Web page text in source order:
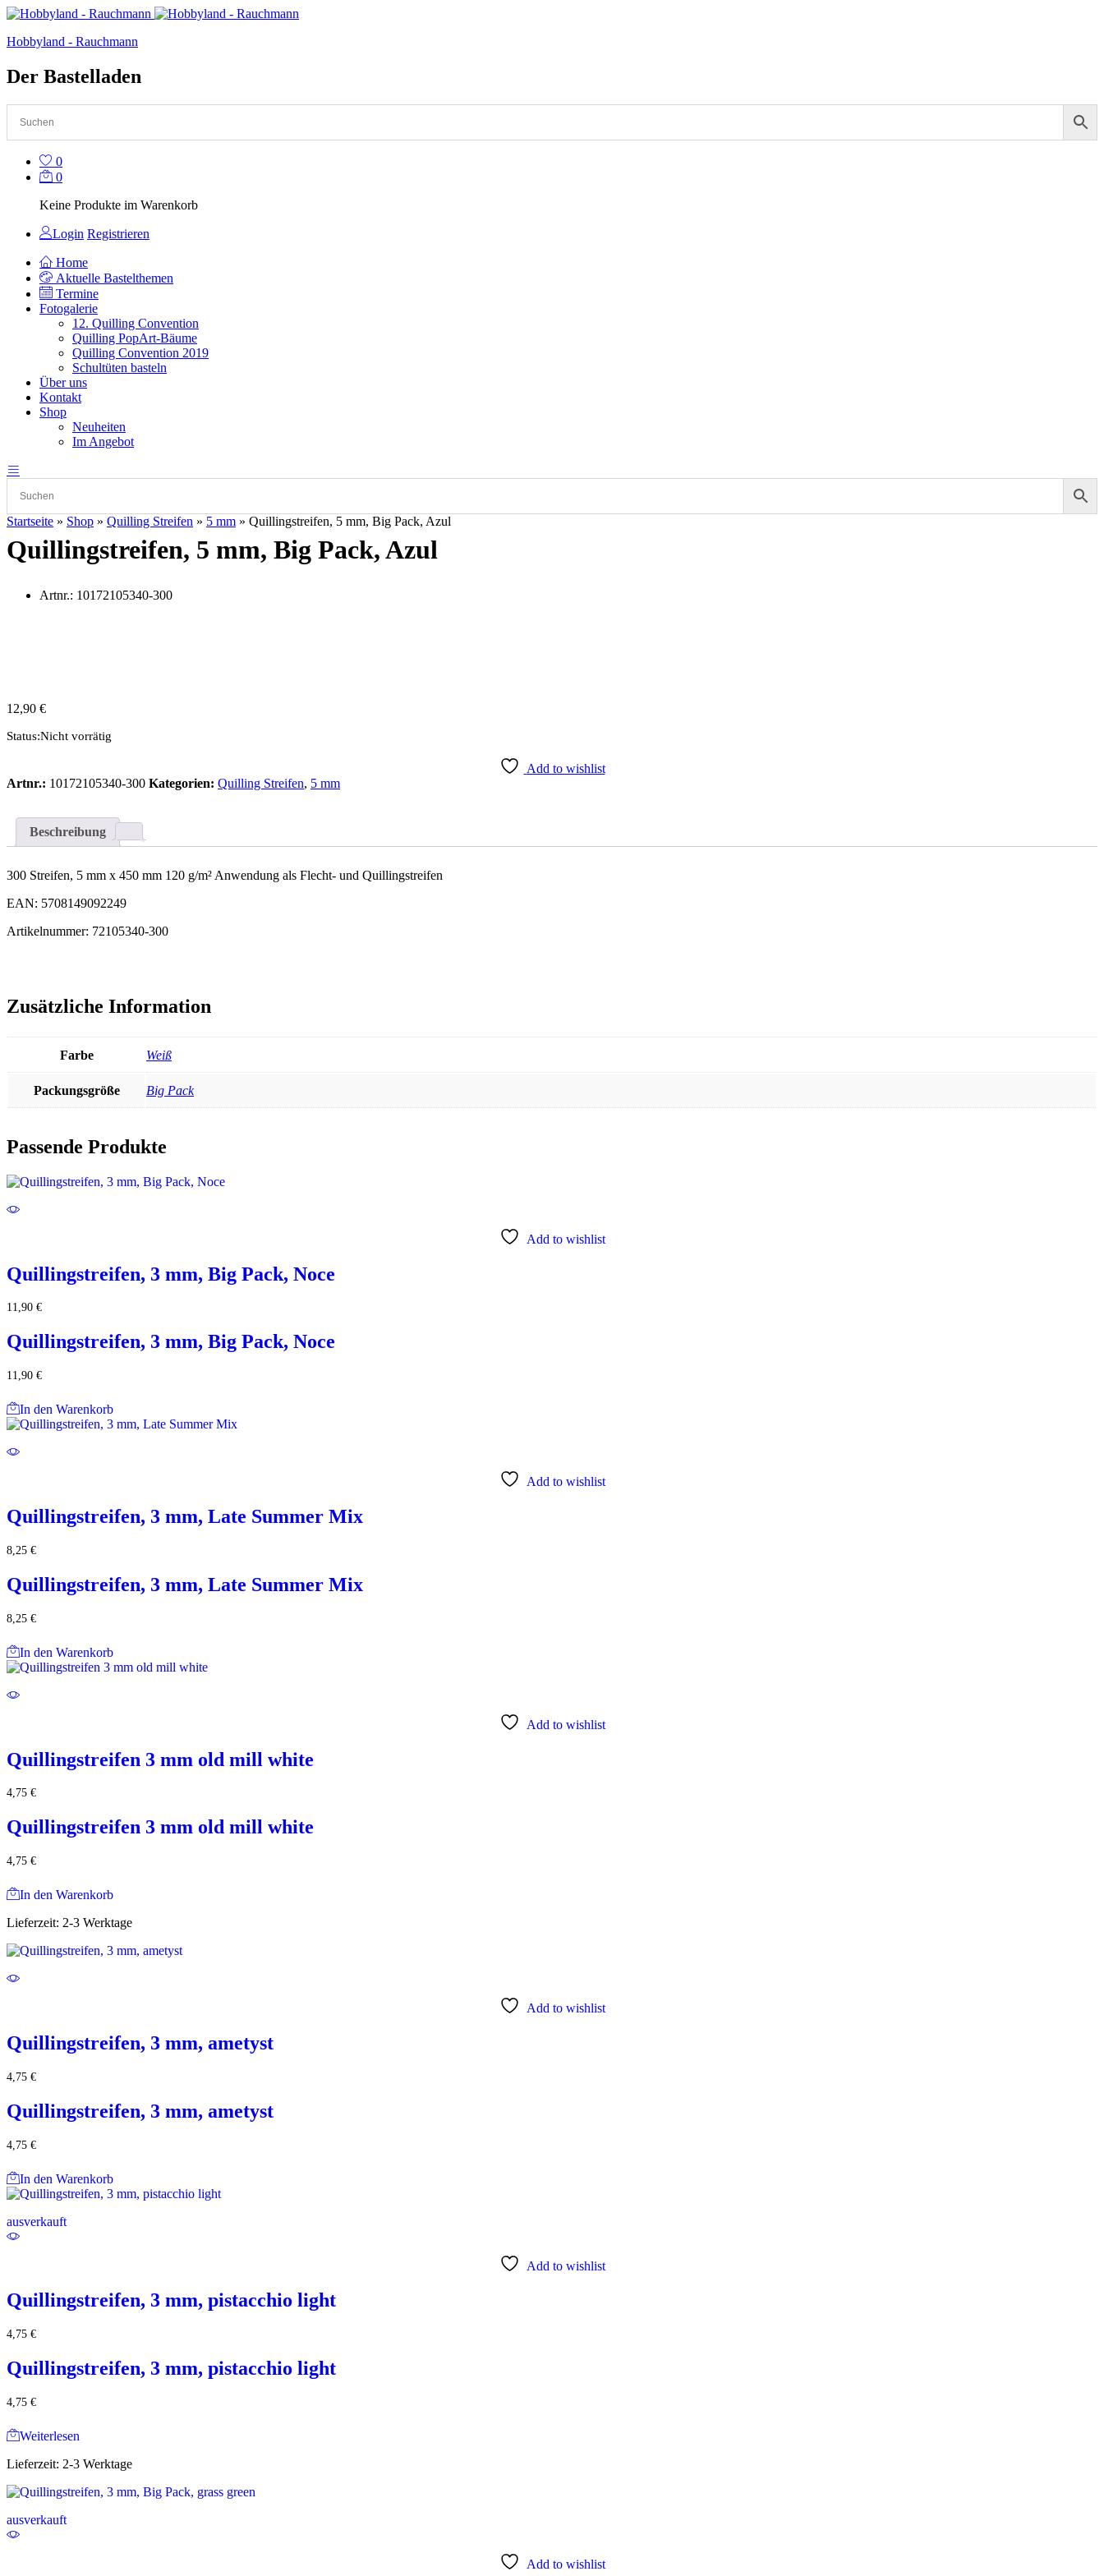
Hobbyland - Rauchmann
Der Bastelladen
0
0
Keine Produkte im Warenkorb
Login Registrieren
Home
Aktuelle Bastelthemen
Termine
Fotogalerie
12. Quilling Convention
Quilling PopArt-Bäume
Quilling Convention 2019
Schultüten basteln
Über uns
Kontakt
Shop
Neuheiten
Im Angebot
Startseite » Shop » Quilling Streifen » 5 mm » Quillingstreifen, 5 mm, Big Pack, Azul
Quillingstreifen, 5 mm, Big Pack, Azul
Artnr.: 10172105340-300
12,90 €
Status:Nicht vorrätig
Add to wishlist
Artnr.: 10172105340-300 Kategorien: Quilling Streifen, 5 mm
Beschreibung
300 Streifen, 5 mm x 450 mm 120 g/m² Anwendung als Flecht- und Quillingstreifen
EAN: 5708149092249
Artikelnummer: 72105340-300
Zusätzliche Information
Farbe Weiß
Packungsgröße Big Pack
Passende Produkte
Add to wishlist
Quillingstreifen, 3 mm, Big Pack, Noce
11,90 €
Quillingstreifen, 3 mm, Big Pack, Noce
11,90 €
In den Warenkorb
Add to wishlist
Quillingstreifen, 3 mm, Late Summer Mix
8,25 €
Quillingstreifen, 3 mm, Late Summer Mix
8,25 €
In den Warenkorb
Add to wishlist
Quillingstreifen 3 mm old mill white
4,75 €
Quillingstreifen 3 mm old mill white
4,75 €
In den Warenkorb
Lieferzeit: 2-3 Werktage
Add to wishlist
Quillingstreifen, 3 mm, ametyst
4,75 €
Quillingstreifen, 3 mm, ametyst
4,75 €
In den Warenkorb
ausverkauft
Add to wishlist
Quillingstreifen, 3 mm, pistacchio light
4,75 €
Quillingstreifen, 3 mm, pistacchio light
4,75 €
Weiterlesen
Lieferzeit: 2-3 Werktage
ausverkauft
Add to wishlist